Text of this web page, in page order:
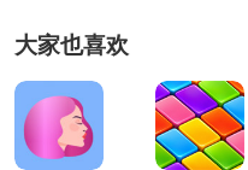
大家也喜欢